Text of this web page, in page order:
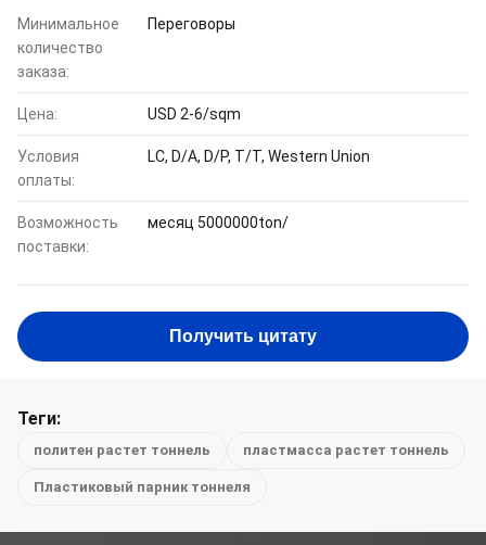
Минимальное
количество
заказа:
Переговоры
Цена: USD 2-6/sqm
Условия
оплаты:
LC, D/A, D/P, T/T, Western Union
Возможность
поставки:
месяц 5000000ton/
Получить цитату
Теги:
политен растет тоннель пластмасса растет тоннель
Пластиковый парник тоннеля